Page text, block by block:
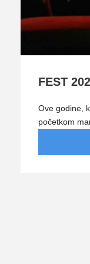
FEST
Ove godine,
početkom